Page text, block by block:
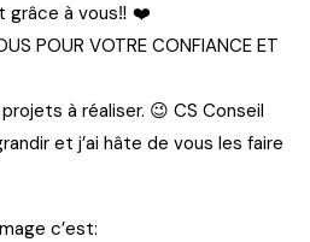
grâce à vous‼ ❤️
POUR VOTRE CONFIANCE ET
à réaliser. 😉 CS Conseil
et j’ai hâte de vous les faire
c’est: